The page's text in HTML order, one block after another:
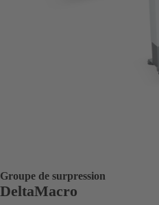
Groupe de surpression
DeltaMacro